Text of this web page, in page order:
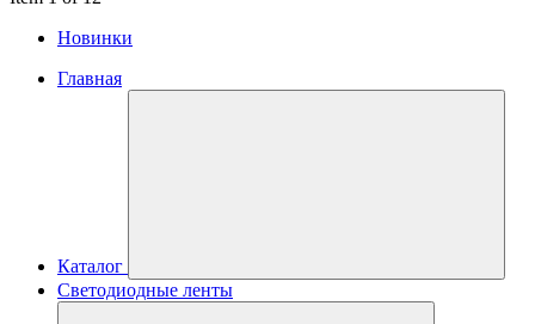
Новинки
Главная
Каталог
Светодиодные ленты